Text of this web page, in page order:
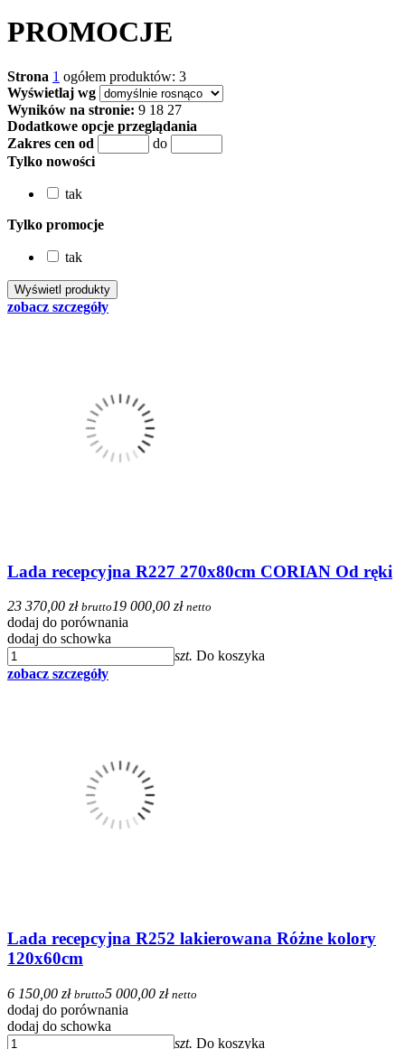
PROMOCJE
Strona 1 ogółem produktów: 3
Wyświetlaj wg
Wyników na stronie: 9 18 27
Dodatkowe opcje przeglądania
Zakres cen od
do
Tylko nowości
tak
Tylko promocje
tak
zobacz szczegóły
Lada recepcyjna R227 270x80cm CORIAN Od ręki
23 370,00 zł brutto 19 000,00 zł netto
dodaj do porównania
dodaj do schowka
szt. Do koszyka
zobacz szczegóły
Lada recepcyjna R252 lakierowana Różne kolory
120x60cm
6 150,00 zł brutto5 000,00 zł netto
dodaj do porównania
dodaj do schowka
szt. Do koszyka